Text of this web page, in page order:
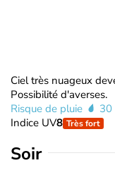
Ciel très nuageux
Possibilité d'averses.
Risque de pluie
30
Indice UV8 Très fort
Soir